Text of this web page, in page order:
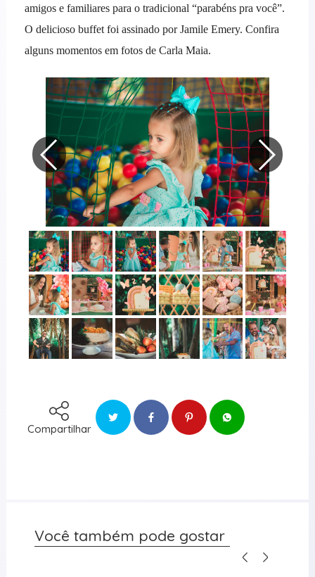
amigos e familiares para o tradicional “parabéns pra você”.
O delicioso buffet foi assinado por Jamile Emery. Confira
alguns momentos em fotos de Carla Maia.
Compartilhar
Você também pode gostar